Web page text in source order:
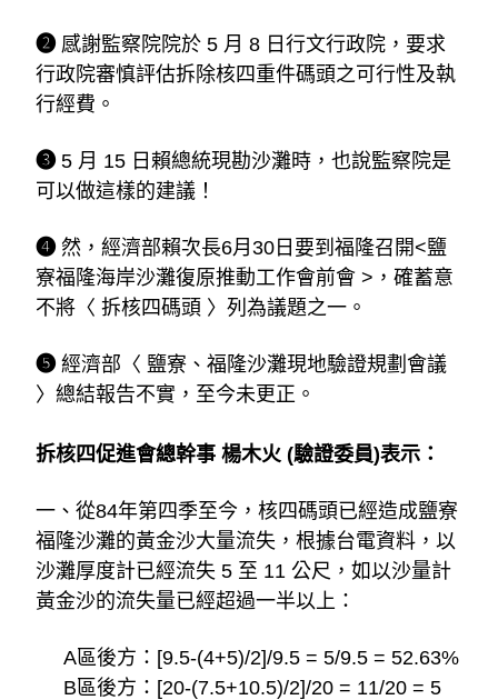
❷ 感謝監察院院於 5 月 8 日行文行政院，要求
行政院審慎評估拆除核四重件碼頭之可行性及執
行經費。
❸ 5 月 15 日賴總統現勘沙灘時，也說監察院是
可以做這樣的建議！
❹ 然，經濟部賴次長6月30日要到福隆召開<鹽
寮福隆海岸沙灘復原推動工作會前會 >，確蓄意
不將〈 拆核四碼頭 〉列為議題之一。
❺ 經濟部〈 鹽寮、福隆沙灘現地驗證規劃會議
〉總結報告不實，至今未更正。
拆核四促進會總幹事 楊木火 (驗證委員)表示：
一、從84年第四季至今，核四碼頭已經造成鹽寮
福隆沙灘的黃金沙大量流失，根據台電資料，以
沙灘厚度計已經流失 5 至 11 公尺，如以沙量計
黃金沙的流失量已經超過一半以上：
A區後方：[9.5-(4+5)/2]/9.5 = 5/9.5 = 52.63%
B區後方：[20-(7.5+10.5)/2]/20 = 11/20 = 5